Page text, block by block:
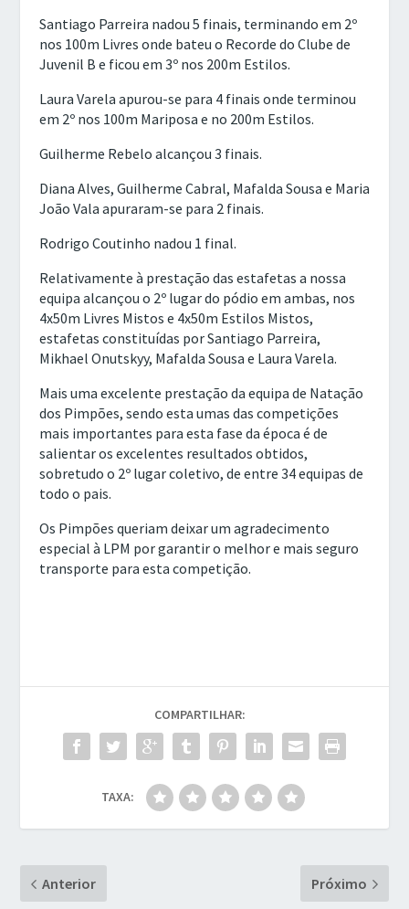
Santiago Parreira nadou 5 finais, terminando em 2º
nos 100m Livres onde bateu o Recorde do Clube de
Juvenil B e ficou em 3º nos 200m Estilos.
Laura Varela apurou-se para 4 finais onde terminou
em 2º nos 100m Mariposa e no 200m Estilos.
Guilherme Rebelo alcançou 3 finais.
Diana Alves, Guilherme Cabral, Mafalda Sousa e Maria
João Vala apuraram-se para 2 finais.
Rodrigo Coutinho nadou 1 final.
Relativamente à prestação das estafetas a nossa
equipa alcançou o 2º lugar do pódio em ambas, nos
4x50m Livres Mistos e 4x50m Estilos Mistos,
estafetas constituídas por Santiago Parreira,
Mikhael Onutskyy, Mafalda Sousa e Laura Varela.
Mais uma excelente prestação da equipa de Natação
dos Pimpões, sendo esta umas das competições
mais importantes para esta fase da época é de
salientar os excelentes resultados obtidos,
sobretudo o 2º lugar coletivo, de entre 34 equipas de
todo o pais.
Os Pimpões queriam deixar um agradecimento
especial à LPM por garantir o melhor e mais seguro
transporte para esta competição.
COMPARTILHAR:
TAXA:
Anterior Próximo